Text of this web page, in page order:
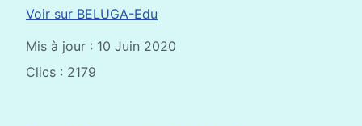
Voir sur BELUGA-Edu
Mis à jour : 10 Juin 2020
Clics : 2179